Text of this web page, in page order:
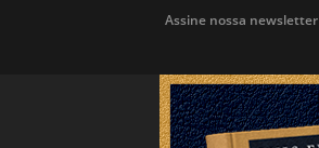
Assine nossa newsletter